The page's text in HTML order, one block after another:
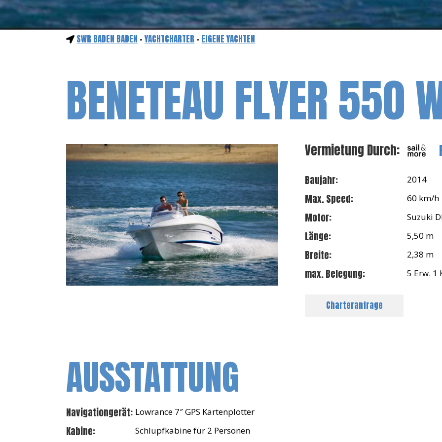
SWR BADEN BADEN -YACHTCHARTER - EIGENE YACHTEN
BENETEAU FLYER 550
Vermietung Durch:
Baujahr: 2014
Max. Speed: 60 km/h
Motor: Suzuki
Länge: 5,50 m
Breite: 2,38 m
max. Belegung: 5 Erw. 1
Charteranfrage
AUSSTATTUNG
Navigationgerät: Lowrance 7″ GPS Kartenplotter
Kabine: Schlupfkabine für 2 Personen